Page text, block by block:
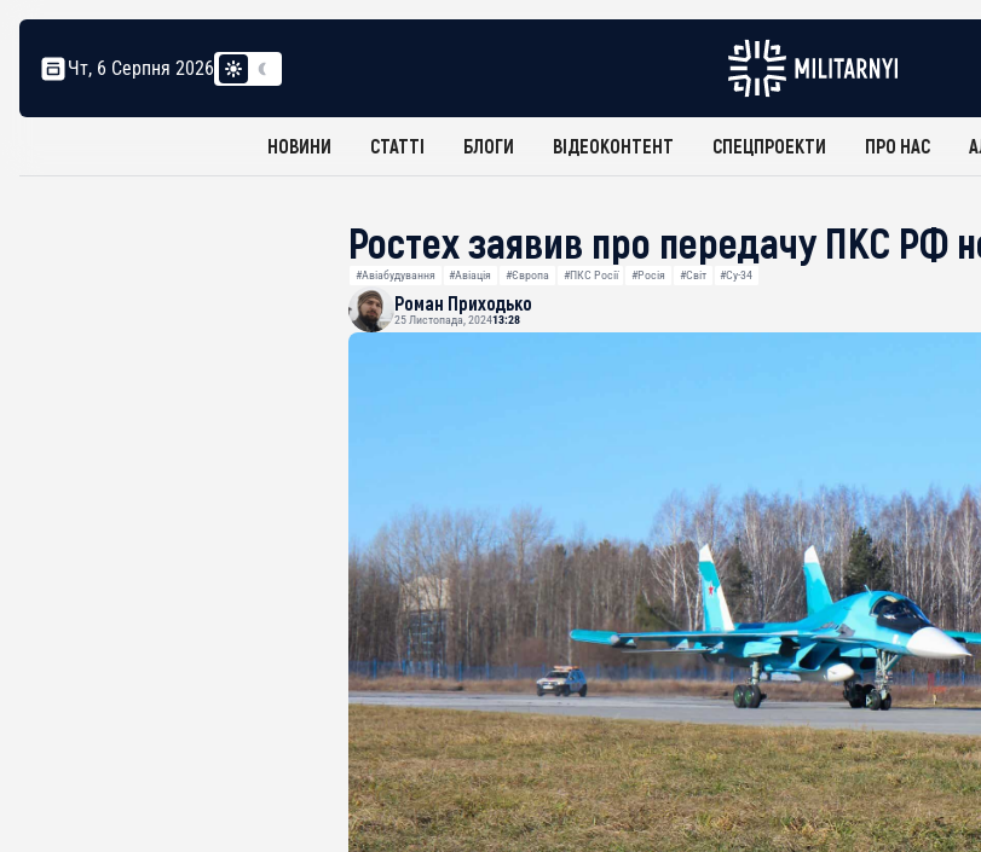
Чт, 6 Серпня 2026
НОВИНИ СТАТТІ БЛОГИ ВІДЕОКОНТЕНТ СПЕЦПРОЕКТИ ПРО НАС
Ростех заявив про передачу ПКС РФ
#Авіабудування #Авіація #Європа #ПКС Росії #Росія #Світ #Су-34
Роман Приходько
25 Листопада, 202413:28